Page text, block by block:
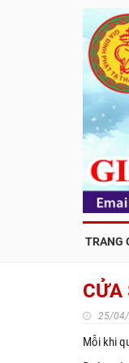
TRANG
CỬA
25/
Mỗi khi